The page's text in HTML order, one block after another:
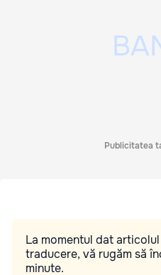
Publicitatea
La momentul dat
traducere, vă rugăm să
minute.